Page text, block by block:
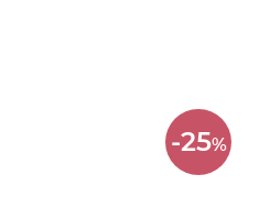
-25%